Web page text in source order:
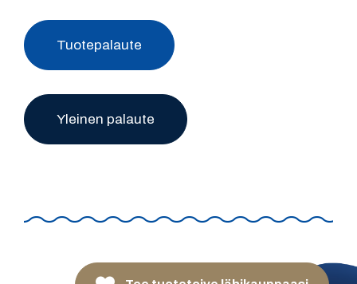
Tuotepalaute
Yleinen palaute